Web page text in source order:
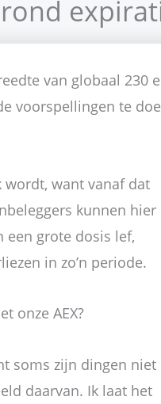
van globaal 230
voorspellingen te
want vanaf dat
kunnen hier
grote dosis lef,
in zo’n periode.
onze AEX?
soms zijn dingen niet
daarvan. Ik laat het